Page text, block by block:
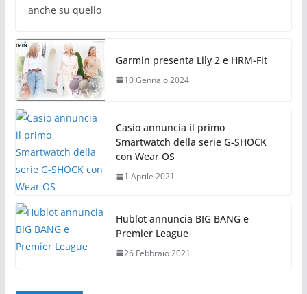
anche su quello
Garmin presenta Lily 2 e HRM-Fit
10 Gennaio 2024
Casio annuncia il primo
Smartwatch della serie G-SHOCK
con Wear OS
1 Aprile 2021
Hublot annuncia BIG BANG e
Premier League
26 Febbraio 2021